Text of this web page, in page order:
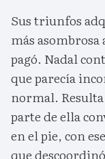
Sus triunfos
más
pagó. Nadal
que parecía
normal.
parte de ella
en el pie, con
que